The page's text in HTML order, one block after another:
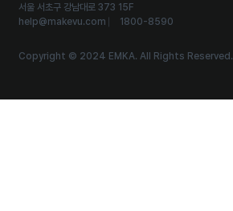
서울 서초구 강남대로 373 15F
help@makevu.com ⎸ 1800-8590
Copyright © 2024 EMKA. All Rights Reserved.